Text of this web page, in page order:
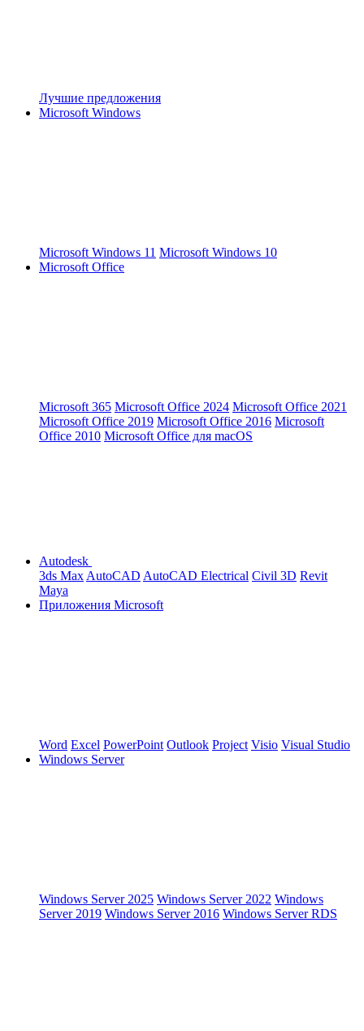
Лучшие предложения
Microsoft Windows
Microsoft Windows 11 Microsoft Windows 10
Microsoft Office
Microsoft 365 Microsoft Office 2024 Microsoft Office 2021
Microsoft Office 2019 Microsoft Office 2016 Microsoft
Office 2010 Microsoft Office для macOS
Autodesk
3ds Max AutoCAD AutoCAD Electrical Civil 3D Revit
Maya
Приложения Microsoft
Word Excel PowerPoint Outlook Project Visio Visual Studio
Windows Server
Windows Server 2025 Windows Server 2022 Windows
Server 2019 Windows Server 2016 Windows Server RDS